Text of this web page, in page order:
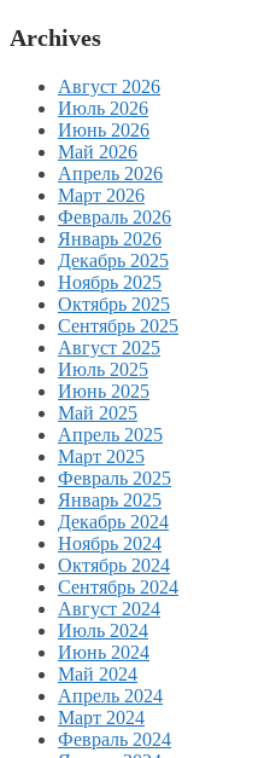
Archives
Август 2026
Июль 2026
Июнь 2026
Май 2026
Апрель 2026
Март 2026
Февраль 2026
Январь 2026
Декабрь 2025
Ноябрь 2025
Октябрь 2025
Сентябрь 2025
Август 2025
Июль 2025
Июнь 2025
Май 2025
Апрель 2025
Март 2025
Февраль 2025
Январь 2025
Декабрь 2024
Ноябрь 2024
Октябрь 2024
Сентябрь 2024
Август 2024
Июль 2024
Июнь 2024
Май 2024
Апрель 2024
Март 2024
Февраль 2024